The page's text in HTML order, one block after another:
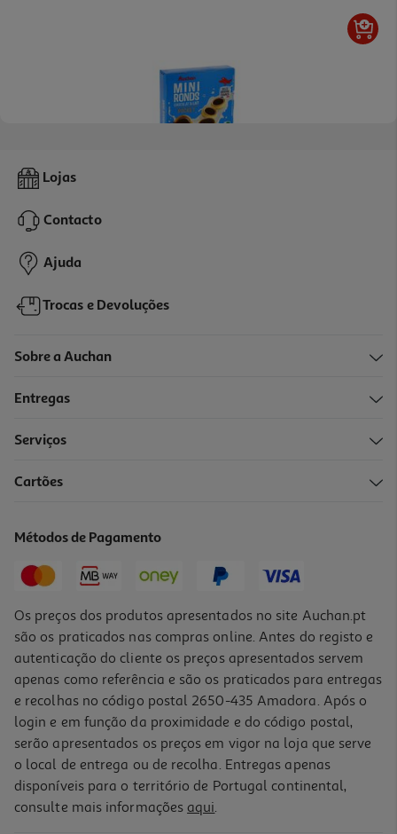
Mini Tartelettes Auchan Com Recheio De Leite E Cobertura De
Chocolate 6un X6saq 225g
2,39 €
Bolacha Kinder Cards 26 G
Lojas
Contacto
Ajuda
Trocas e Devoluções
Sobre a Auchan
Entregas
Serviços
Cartões
Métodos de Pagamento
Os preços dos produtos apresentados no site Auchan.pt
são os praticados nas compras online. Antes do registo e
autenticação do cliente os preços apresentados servem
apenas como referência e são os praticados para entregas
e recolhas no código postal 2650-435 Amadora. Após o
login e em função da proximidade e do código postal,
serão apresentados os preços em vigor na loja que serve
o local de entrega ou de recolha. Entregas apenas
disponíveis para o território de Portugal continental,
consulte mais informações aqui.